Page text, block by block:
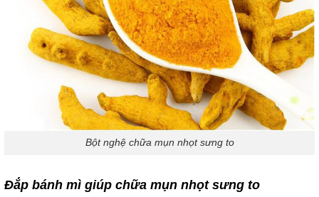
Bột nghệ chữa mụn nhọt sưng to
Đắp bánh mì giúp chữa mụn nhọt sưng to